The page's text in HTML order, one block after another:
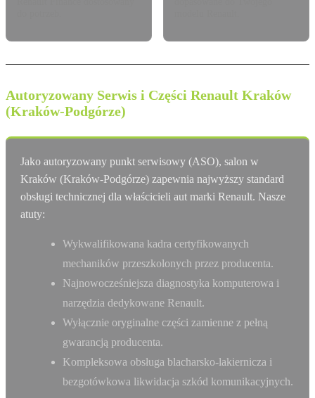
Autoryzowany Serwis i Części Renault Kraków
(Kraków-Podgórze)
Jako autoryzowany punkt serwisowy (ASO), salon w
Kraków (Kraków-Podgórze) zapewnia najwyższy standard
obsługi technicznej dla właścicieli aut marki Renault. Nasze
atuty:
Wykwalifikowana kadra certyfikowanych
mechaników przeszkolonych przez producenta.
Najnowocześniejsza diagnostyka komputerowa i
narzędzia dedykowane Renault.
Wyłącznie oryginalne części zamienne z pełną
gwarancją producenta.
Kompleksowa obsługa blacharsko-lakiernicza i
bezgotówkowa likwidacja szkód komunikacyjnych.